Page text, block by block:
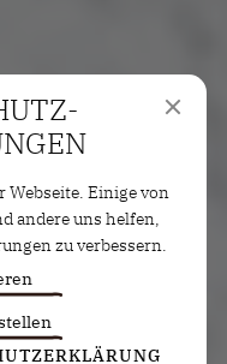
Webseite. Einige von
andere uns helfen,
zu verbessern.